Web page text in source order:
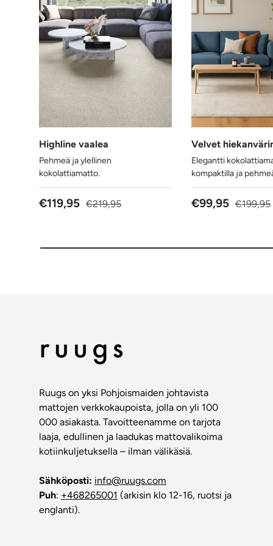
Highline vaalea
Pehmeä ja ylellinen
kokolattiamatto.
Alennushinta
€119,95 Normaalihinta
€219,95
Velvet
Elegantti
kompaktilla ja
Alennushinta
€99,95 €199,95
Ruugs on yksi Pohjoismaiden johtavista
mattojen verkkokaupoista, jolla on yli 100
000 asiakasta. Tavoitteenamme on tarjota
laaja, edullinen ja laadukas mattovalikoima
kotiinkuljetuksella – ilman välikäsiä.
Sähköposti: info@ruugs.com
Puh: +468265001 (arkisin klo 12-16, ruotsi ja
englanti).